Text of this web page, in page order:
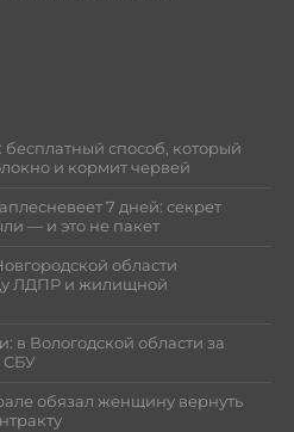
способ, который
и кормит червей
7 дней: секрет
— и это не пакет
области
ЛДПР и жилищной
в Вологодской области за
СБУ
обязал женщину вернуть